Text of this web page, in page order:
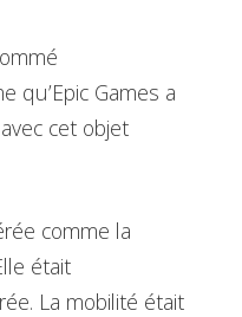
qu’Epic Games a
cet objet
comme la
était
La mobilité était